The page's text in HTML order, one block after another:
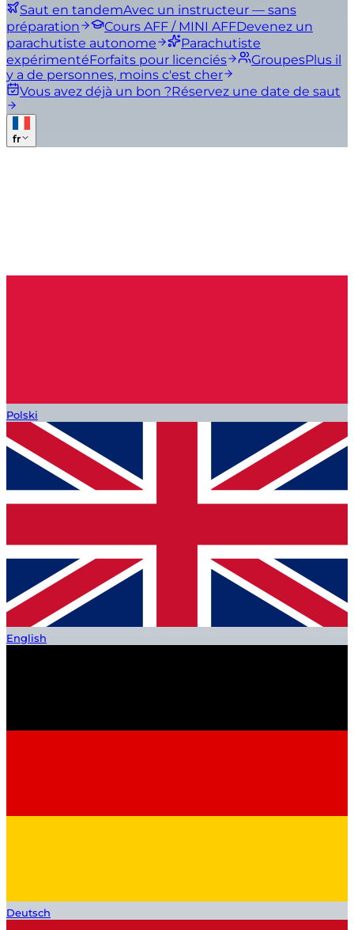
Saut en tandemAvec un instructeur — sans
préparation
Cours AFF / MINI AFFDevenez un
parachutiste autonome
Parachutiste
expérimentéForfaits pour licenciés GroupesPlus il
y a de personnes, moins c'est cher
Vous avez déjà un bon ?Réservez une date de saut
fr
Polski
English
Deutsch